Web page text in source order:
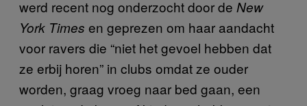
werd recent nog onderzocht door de New
York Times en geprezen om haar aandacht
voor ravers die “niet het gevoel hebben dat
ze erbij horen” in clubs omdat ze ouder
worden, graag vroeg naar bed gaan, een